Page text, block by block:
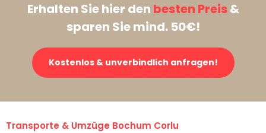
Erhalten Sie hier den besten Preis&
sparen Sie mind. 50€!
Kostenlos & unverbindlich anfragen!
Transporte & Umzüge Bochum Corlu